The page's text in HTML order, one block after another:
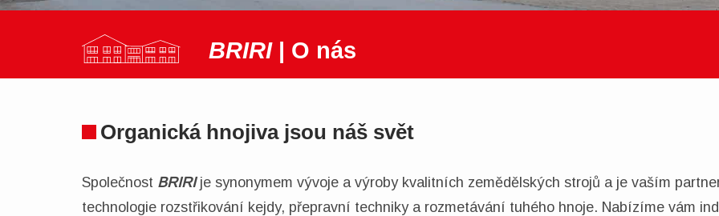
BRIRI| O nás
Organická hnojiva jsou náš svět
Společnost BRIRIje synonymem vývoje a výroby kvalitních zemědělských strojů a je vaším
technologie rozstřikování kejdy, přepravní techniky a rozmetávání tuhého hnoje. Nabízíme vám